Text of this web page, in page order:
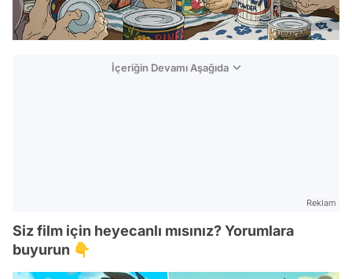
İçeriğin Devamı Aşağıda
Reklam
Siz film için heyecanlı mısınız? Yorumlara
buyurun 👇